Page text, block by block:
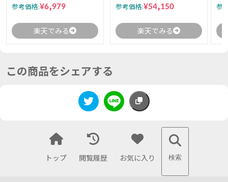
参考価格:¥6,979
楽天でみる
参考価格:¥54,150
楽天でみる
参
この商品をシェアする
トップ 閲覧履歴 お気に入り 検索